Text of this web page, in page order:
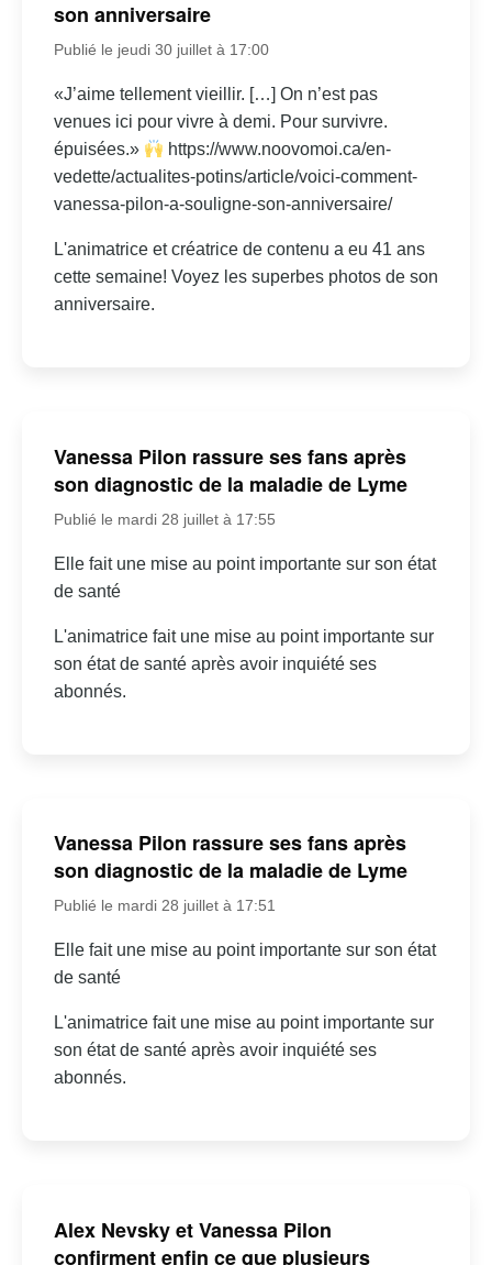
son anniversaire
Publié le jeudi 30 juillet à 17:00
«J’aime tellement vieillir. […] On n’est pas
venues ici pour vivre à demi. Pour survivre.
épuisées.»
https://www.noovomoi.ca/en-
vedette/actualites-potins/article/voici-comment-
vanessa-pilon-a-souligne-son-anniversaire/
L'animatrice et créatrice de contenu a eu 41 ans
cette semaine! Voyez les superbes photos de son
anniversaire.
Vanessa Pilon rassure ses fans après
son diagnostic de la maladie de Lyme
Publié le mardi 28 juillet à 17:55
Elle fait une mise au point importante sur son état
de santé
L'animatrice fait une mise au point importante sur
son état de santé après avoir inquiété ses
abonnés.
Vanessa Pilon rassure ses fans après
son diagnostic de la maladie de Lyme
Publié le mardi 28 juillet à 17:51
Elle fait une mise au point importante sur son état
de santé
L'animatrice fait une mise au point importante sur
son état de santé après avoir inquiété ses
abonnés.
Alex Nevsky et Vanessa Pilon
confirment enfin ce que plusieurs